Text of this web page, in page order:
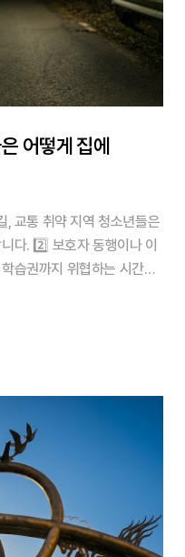
어떻게 집에
, 교통 취약 지역 청소년들은
다. 2️⃣ 보호자 동행이나 이
습권까지 위협하는 시간입
길의 위험, 아이들이 마주